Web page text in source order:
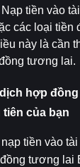
Nạp tiền vào
các loại
này là cần
tương lai.
hợp
tiên của bạn
tiền vào
tương lai